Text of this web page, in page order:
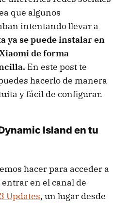
que algunos
intentando llevar a
ya se puede instalar en
de forma
En este post te
hacerlo de manera
y fácil de configurar.
Island en tu
hacer para acceder a
en el canal de
Updates, un lugar desde